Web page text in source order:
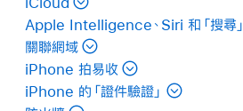
Apple Intelligence、Siri 和「搜尋」
關聯網域
iPhone 拍易收
iPhone 的「證件驗證」